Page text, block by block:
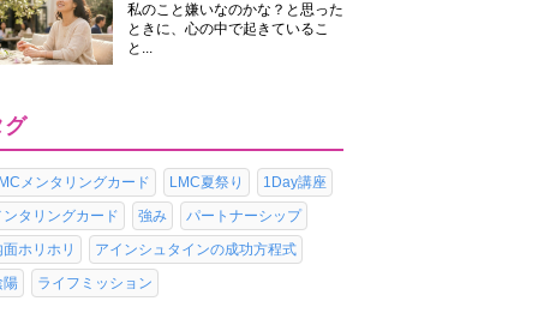
私のこと嫌いなのかな？と思った
ときに、心の中で起きているこ
と...
グ
メンタリングカード LMC夏祭り
1Day講座
ンタリングカード
強み
パートナーシップ
面ホリホリ
アインシュタインの成功方程式
陽
ライフミッション